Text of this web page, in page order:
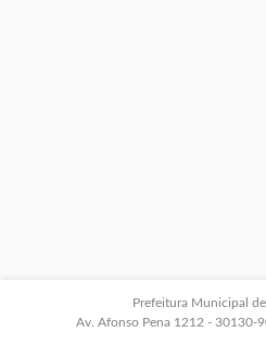
Prefeitura Municipal
Av. Afonso Pena 1212 - 30130-